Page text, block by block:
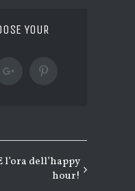
YOUR
Google+
l’ora dell’happy
hour!